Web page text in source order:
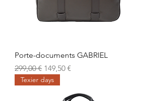
Porte-documents GABRIEL
Prix original
299,00 € Prix promotionnel
149,50 €
Texier days